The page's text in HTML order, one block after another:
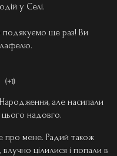
у Селі.
ще раз! Ви
(+1)
але насипали
цього надовго.
про мене. Радий також
цілилися і попали в